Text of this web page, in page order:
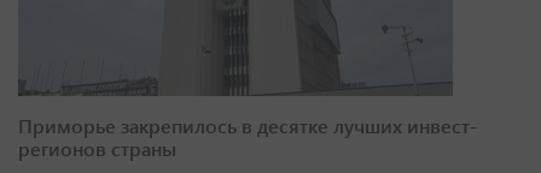
Приморье закрепилось в десятке лучших инвест-
регионов страны